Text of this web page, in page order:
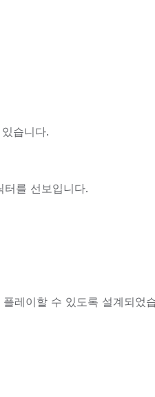
습니다.
를 선보입니다.
레이할 수 있도록 설계되었